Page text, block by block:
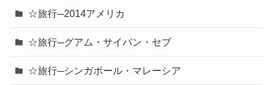
☆旅行─2014アメリカ
☆旅行─グアム・サイパン・セブ
☆旅行─シンガポール・マレーシア